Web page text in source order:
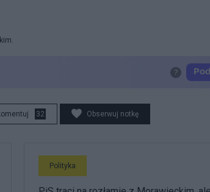
32 Obserwuj notkę
Polityka